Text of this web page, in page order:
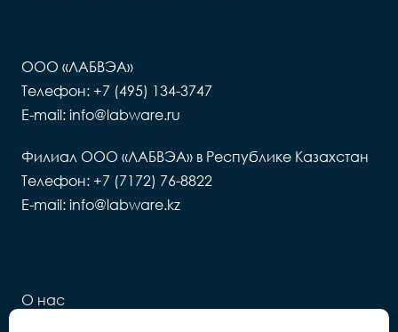
ООО «ЛАБВЭА»
Телефон: +7 (495) 134-3747
E-mail: info@labware.ru
Филиал ООО «ЛАБВЭА» в Республике Казахстан
Телефон: +7 (7172) 76-8822
E-mail: info@labware.kz
О нас